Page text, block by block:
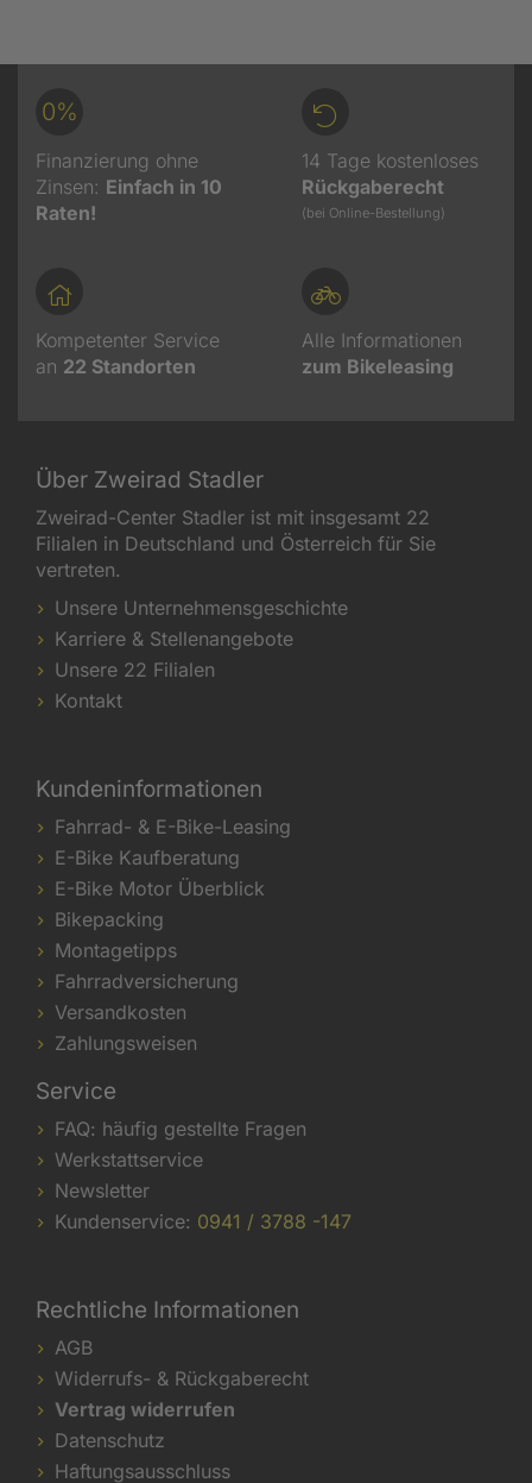
0%
Finanzierung ohne
Zinsen: Einfach in 10
Raten!
14 Tage kostenloses
Rückgaberecht
(bei Online-Bestellung)
Kompetenter Service
an 22 Standorten
Alle Informationen
zum Bikeleasing
Über Zweirad Stadler
Zweirad-Center Stadler ist mit insgesamt 22
Filialen in Deutschland und Österreich für Sie
vertreten.
Unsere Unternehmensgeschichte
Karriere & Stellenangebote
Unsere 22 Filialen
Kontakt
Kundeninformationen
Fahrrad- & E-Bike-Leasing
E-Bike Kaufberatung
E-Bike Motor Überblick
Bikepacking
Montagetipps
Fahrradversicherung
Versandkosten
Zahlungsweisen
Service
FAQ: häufig gestellte Fragen
Werkstattservice
Newsletter
Kundenservice: 0941 / 3788 -147
Rechtliche Informationen
AGB
Widerrufs- & Rückgaberecht
Vertrag widerrufen
Datenschutz
Haftungsausschluss